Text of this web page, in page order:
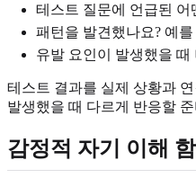
테스트 질문에 언급된 어
패턴을 발견했나요? 예
유발 요인이 발생했을
테스트 결과를 실제 상황과
발생했을 때 다르게 반응할
감정적 자기 이해